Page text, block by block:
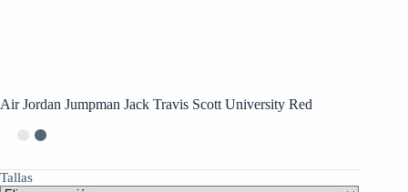
Air Jordan Jumpman Jack Travis Scott University Red
Tallas